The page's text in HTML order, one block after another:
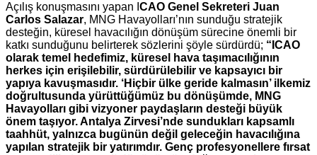
Açılış konuşmasını yapan I CAO Genel Sekreteri Juan
Carlos Salazar, MNG Havayolları’nın sunduğu stratejik
desteğin, küresel havacılığın dönüşüm sürecine önemli bir
katkı sunduğunu belirterek sözlerini şöyle sürdürdü; “ICAO
olarak temel hedefimiz, küresel hava taşımacılığının
herkes için erişilebilir, sürdürülebilir ve kapsayıcı bir
yapıya kavuşmasıdır. ‘Hiçbir ülke geride kalmasın’ ilkemiz
doğrultusunda yürüttüğümüz bu dönüşümde, MNG
Havayolları gibi vizyoner paydaşların desteği büyük
önem taşıyor. Antalya Zirvesi’nde sundukları kapsamlı
taahhüt, yalnızca bugünün değil geleceğin havacılığına
yapılan stratejik bir yatırımdır. Genç profesyonellere fırsat